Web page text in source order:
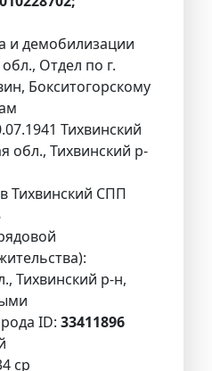
и демобилизации
Отдел по г.
Бокситогорскому
Тихвинский
обл., Тихвинский р-
Тихвинский СПП
Тихвинский р-н,
ID: 33411896
ср